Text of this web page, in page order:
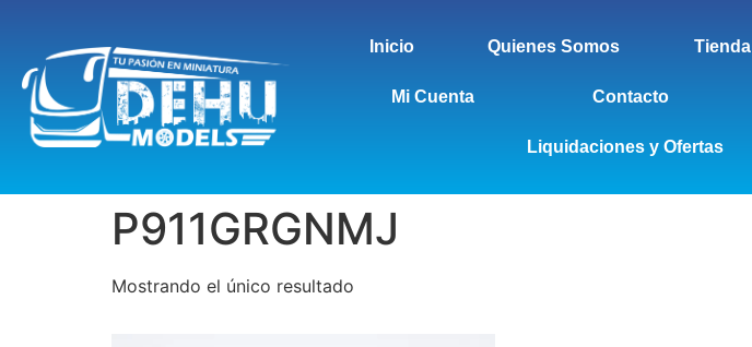
Inicio Quienes Somos Tienda
Mi Cuenta Contacto
Liquidaciones y Ofertas
P911GRGNMJ
Mostrando el único resultado